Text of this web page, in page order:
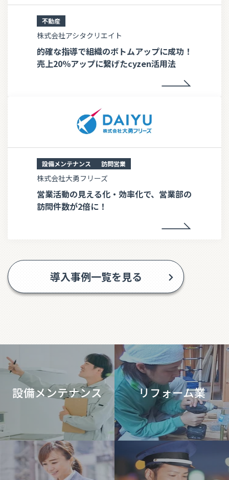
不動産
株式会社アシタクリエイト
的確な指導で組織のボトムアップに成功！
売上20％アップに繋げたcyzen活用法
設備メンテナンス 訪問営業
株式会社大勇フリーズ
営業活動の見える化・効率化で、営業部の
訪問件数が2倍に！
導入事例一覧を見る
設備メンテナンス リフォーム業